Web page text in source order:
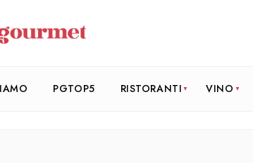
PGTOP5 RISTORANTI VINO